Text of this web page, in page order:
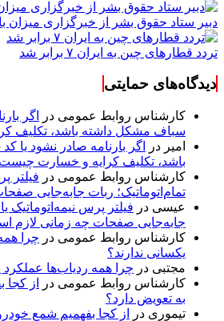
دبیر ستاد حقوق بشر از خبرگزاری میزان
تردد قطارهای چین به ایران ۷ برابر شد
دیدگاه‌های حمایتی
کارشناس روابط عمومی در
اگر
سباف مشکل داشته باشد، تکلیف
امیر در
اگر بارنامه صادر نشود
باشد، تکلیف کرایه و خسارت
کارشناس روابط عمومی در فیلتر
تمام‌اتوماتیک؛ ربات جابه‌جایی
عیسی در فیلتر پرس نیمه‌اتوماتیک
جابه‌جایی صفحات چه زمانی لازم
کارشناس روابط عمومی در چرا
یکسانی ندارند؟
مجتبی در چرا همه ردیاب‌ها عملکرد
کارشناس روابط عمومی در
از کجا
به تعویض دارد؟
تیموری در از کجا بفهمیم شمع